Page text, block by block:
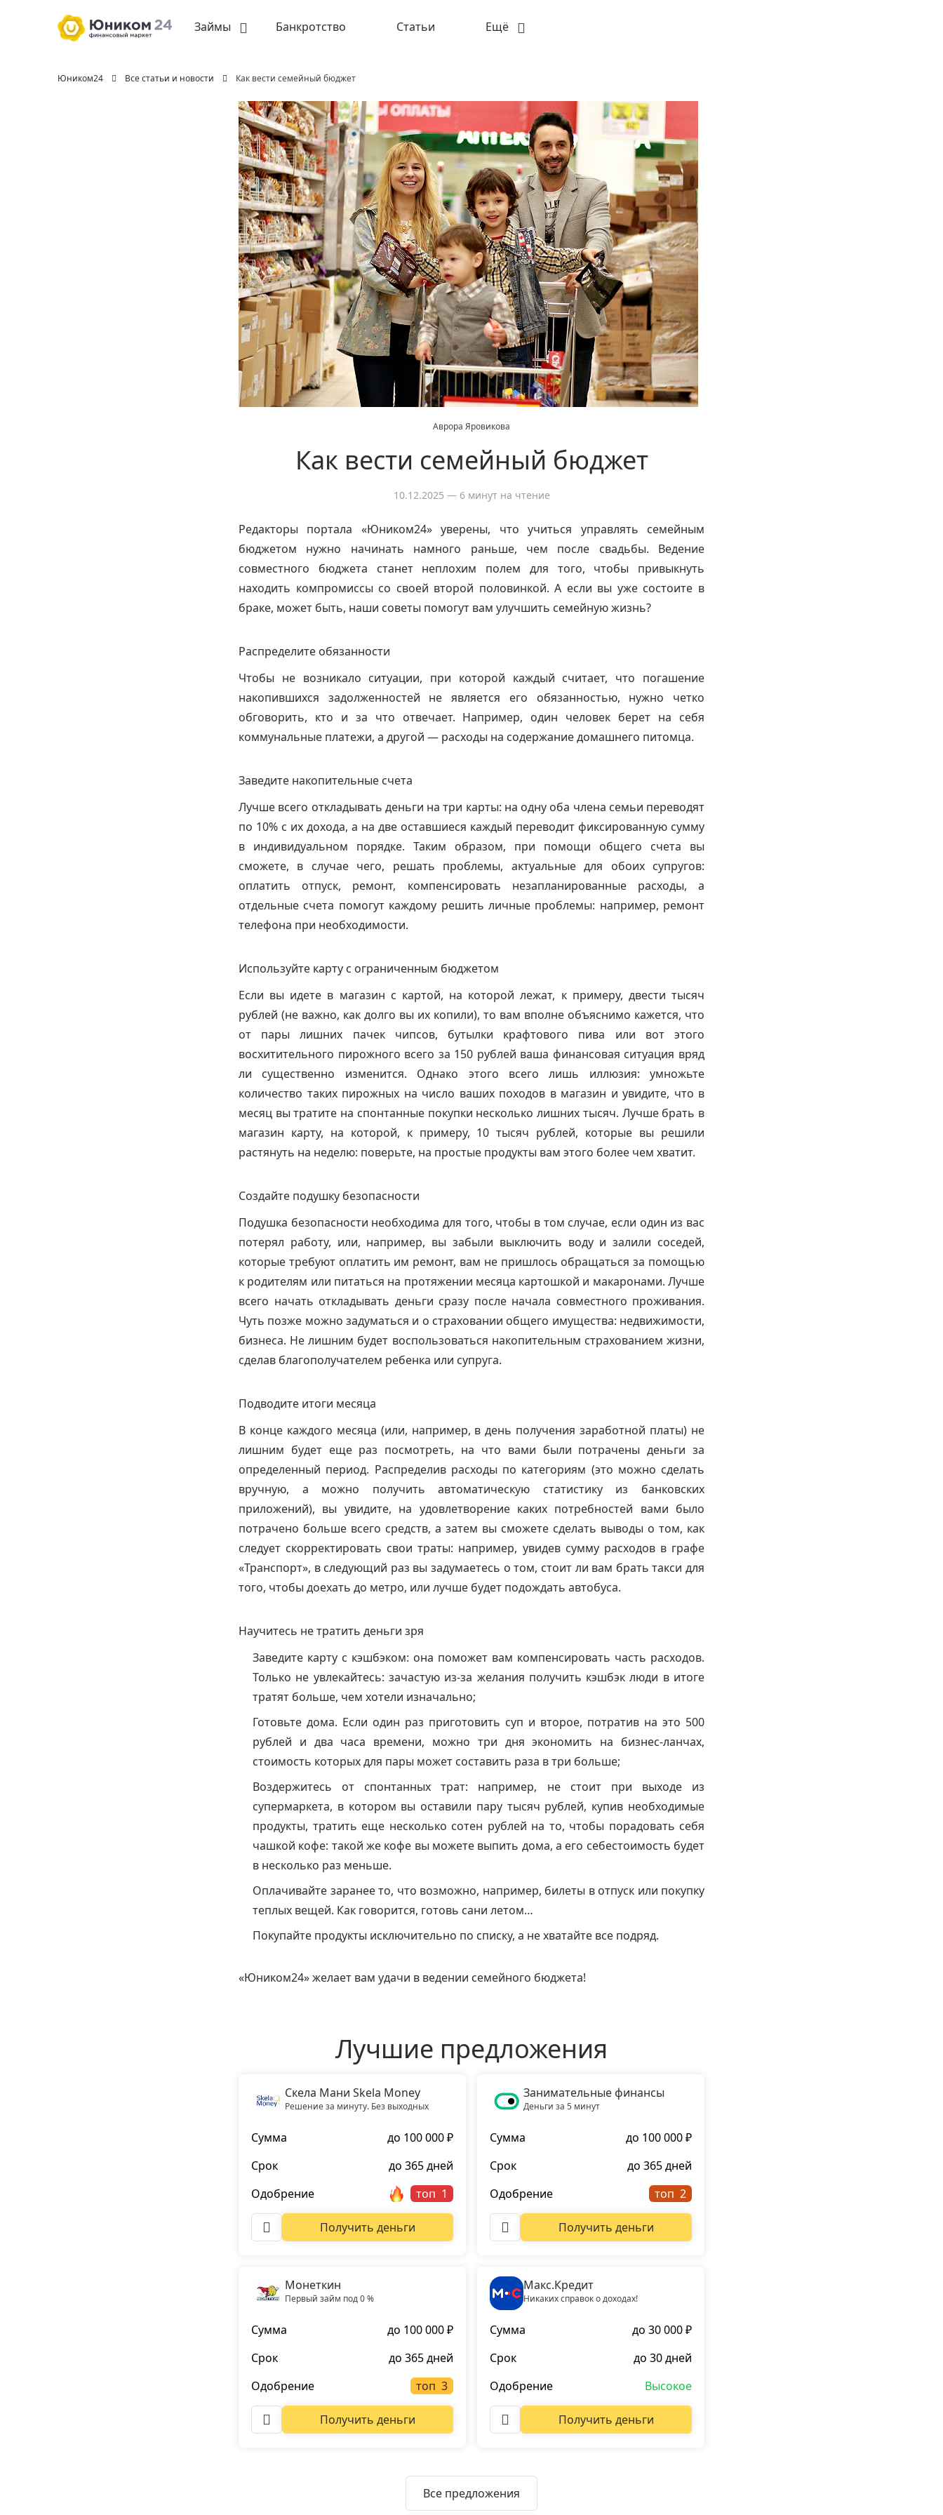
Займы Банкротство Статьи Ещё
Юником24 Все статьи и новости Как вести семейный бюджет
Аврора Яровикова
Как вести семейный бюджет
10.12.2025 — 6 минут на чтение
Редакторы портала «Юником24» уверены, что учиться управлять семейным
бюджетом нужно начинать намного раньше, чем после свадьбы. Ведение
совместного бюджета станет неплохим полем для того, чтобы привыкнуть
находить компромиссы со своей второй половинкой. А если вы уже состоите в
браке, может быть, наши советы помогут вам улучшить семейную жизнь?
Распределите обязанности
Чтобы не возникало ситуации, при которой каждый считает, что погашение
накопившихся задолженностей не является его обязанностью, нужно четко
обговорить, кто и за что отвечает. Например, один человек берет на себя
коммунальные платежи, а другой — расходы на содержание домашнего питомца.
Заведите накопительные счета
Лучше всего откладывать деньги на три карты: на одну оба члена семьи переводят
по 10% с их дохода, а на две оставшиеся каждый переводит фиксированную сумму
в индивидуальном порядке. Таким образом, при помощи общего счета вы
сможете, в случае чего, решать проблемы, актуальные для обоих супругов:
оплатить отпуск, ремонт, компенсировать незапланированные расходы, а
отдельные счета помогут каждому решить личные проблемы: например, ремонт
телефона при необходимости.
Используйте карту с ограниченным бюджетом
Если вы идете в магазин с картой, на которой лежат, к примеру, двести тысяч
рублей (не важно, как долго вы их копили), то вам вполне объяснимо кажется, что
от пары лишних пачек чипсов, бутылки крафтового пива или вот этого
восхитительного пирожного всего за 150 рублей ваша финансовая ситуация вряд
ли существенно изменится. Однако этого всего лишь иллюзия: умножьте
количество таких пирожных на число ваших походов в магазин и увидите, что в
месяц вы тратите на спонтанные покупки несколько лишних тысяч. Лучше брать в
магазин карту, на которой, к примеру, 10 тысяч рублей, которые вы решили
растянуть на неделю: поверьте, на простые продукты вам этого более чем хватит.
Создайте подушку безопасности
Подушка безопасности необходима для того, чтобы в том случае, если один из вас
потерял работу, или, например, вы забыли выключить воду и залили соседей,
которые требуют оплатить им ремонт, вам не пришлось обращаться за помощью
к родителям или питаться на протяжении месяца картошкой и макаронами. Лучше
всего начать откладывать деньги сразу после начала совместного проживания.
Чуть позже можно задуматься и о страховании общего имущества: недвижимости,
бизнеса. Не лишним будет воспользоваться накопительным страхованием жизни,
сделав благополучателем ребенка или супруга.
Подводите итоги месяца
В конце каждого месяца (или, например, в день получения заработной платы) не
лишним будет еще раз посмотреть, на что вами были потрачены деньги за
определенный период. Распределив расходы по категориям (это можно сделать
вручную, а можно получить автоматическую статистику из банковских
приложений), вы увидите, на удовлетворение каких потребностей вами было
потрачено больше всего средств, а затем вы сможете сделать выводы о том, как
следует скорректировать свои траты: например, увидев сумму расходов в графе
«Транспорт», в следующий раз вы задумаетесь о том, стоит ли вам брать такси для
того, чтобы доехать до метро, или лучше будет подождать автобуса.
Научитесь не тратить деньги зря
Заведите карту с кэшбэком: она поможет вам компенсировать часть расходов.
Только не увлекайтесь: зачастую из-за желания получить кэшбэк люди в итоге
тратят больше, чем хотели изначально;
Готовьте дома. Если один раз приготовить суп и второе, потратив на это 500
рублей и два часа времени, можно три дня экономить на бизнес-ланчах,
стоимость которых для пары может составить раза в три больше;
Воздержитесь от спонтанных трат: например, не стоит при выходе из
супермаркета, в котором вы оставили пару тысяч рублей, купив необходимые
продукты, тратить еще несколько сотен рублей на то, чтобы порадовать себя
чашкой кофе: такой же кофе вы можете выпить дома, а его себестоимость будет
в несколько раз меньше.
Оплачивайте заранее то, что возможно, например, билеты в отпуск или покупку
теплых вещей. Как говорится, готовь сани летом…
Покупайте продукты исключительно по списку, а не хватайте все подряд.
«Юником24» желает вам удачи в ведении семейного бюджета!
Лучшие предложения
Скела Мани Skela Money
Решение за минуту. Без выходных
Сумма
до 100 000 ₽
Срок
до 365 дней
Одобрение
топ
Получить деньги
Занимательные финансы
Деньги за 5 минут
Сумма
до 100 000 ₽
Срок
до 365 дней
Одобрение
топ
Получить деньги
Монеткин
Первый займ под 0 %
Сумма
до 100 000 ₽
Срок
до 365 дней
Одобрение
топ
Получить деньги
Макс.Кредит
Никаких справок о доходах!
Сумма
до 30 000 ₽
Срок
до 30 дней
Одобрение
Высокое
Получить деньги
Все предложения